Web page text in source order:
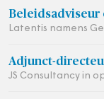
Latentis namens
Adjunct-
JS Consultancy in